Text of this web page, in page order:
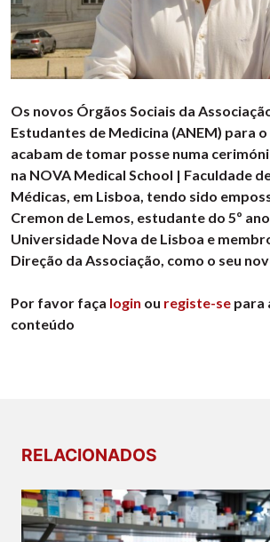
Os novos Órgãos Sociais da
Estudantes de Medicina (ANEM) para
acabam de tomar posse numa
na NOVA Medical School | Faculdade
Médicas, em Lisboa, tendo sido
Cremon de Lemos, estudante do 5º
Universidade Nova de Lisboa e
Direção da Associação, como o seu
Por favor faça login ou registe-se para
conteúdo
RELACIONADOS